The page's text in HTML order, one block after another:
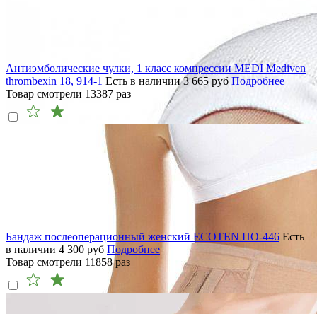
Антиэмболические чулки, 1 класс компрессии MEDI Mediven
thrombexin 18, 914-1 Есть в наличии 3 665 руб Подробнее
Товар смотрели 13387 раз
Бандаж послеоперационный женский ECOTEN ПО-446 Есть
в наличии 4 300 руб Подробнее
Товар смотрели 11858раз